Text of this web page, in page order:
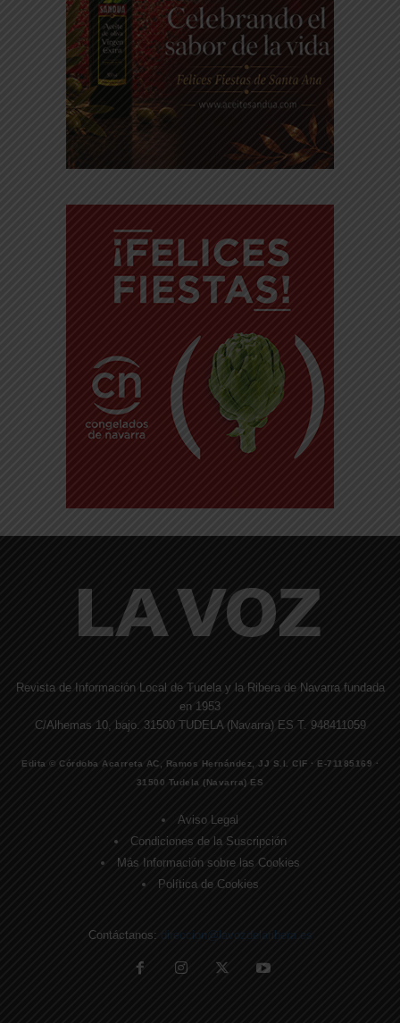
Revista de Información Local de Tudela y la Ribera de Navarra fundada
en 1953
C/Alhemas 10, bajo. 31500 TUDELA (Navarra) ES T. 948411059
Edita © Córdoba Acarreta AC, Ramos Hernández, JJ S.I. CIF · E-71185169 ·
31500 Tudela (Navarra) ES
Aviso Legal
Condiciones de la Suscripción
Más Información sobre las Cookies
Política de Cookies
Contáctanos: direccion@lavozdelaribera.es